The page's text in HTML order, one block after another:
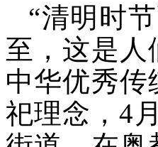
“清明时
至，这是人
中华优秀
祀理念，4